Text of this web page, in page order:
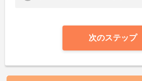
次のステップ